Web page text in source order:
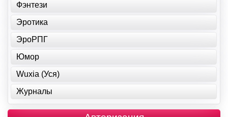
Фэнтези
Эротика
ЭроРПГ
Юмор
Wuxia (Уся)
Журналы